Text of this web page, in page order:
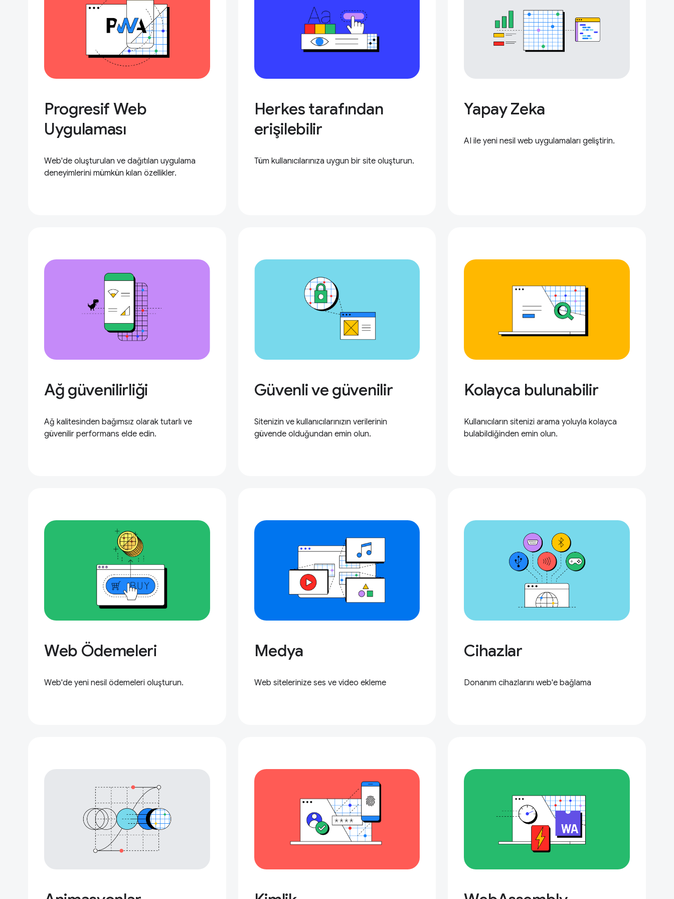
Progresif Web
Uygulaması
Web'de oluşturulan ve dağıtılan uygulama
deneyimlerini mümkün kılan özellikler.
Herkes tarafından
erişilebilir
Tüm kullanıcılarınıza uygun bir site oluşturun.
Yapay Zeka
AI ile yeni nesil web uygulamaları geliştirin.
Ağ güvenilirliği
Ağ kalitesinden bağımsız olarak tutarlı ve
güvenilir performans elde edin.
Güvenli ve güvenilir
Sitenizin ve kullanıcılarınızın verilerinin
güvende olduğundan emin olun.
Kolayca bulunabilir
Kullanıcıların sitenizi arama yoluyla kolayca
bulabildiğinden emin olun.
Web Ödemeleri
Web'de yeni nesil ödemeleri oluşturun.
Medya
Web sitelerinize ses ve video ekleme
Cihazlar
Donanım cihazlarını web'e bağlama